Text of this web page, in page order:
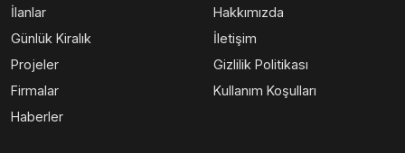
İlanlar
Günlük Kiralık
Projeler
Firmalar
Haberler
Hakkımızda
İletişim
Gizlilik Politikası
Kullanım Koşulları